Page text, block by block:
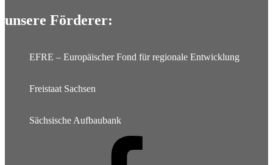
unsere Förderer:
EFRE – Europäischer Fond für regionale Entwicklung
Freistaat Sachsen
Sächsische Aufbaubank